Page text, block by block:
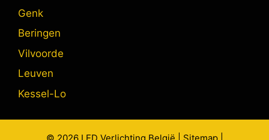
Genk
Beringen
Vilvoorde
Leuven
Kessel-Lo